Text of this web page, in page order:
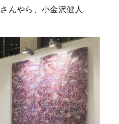
んやら、小金沢健人